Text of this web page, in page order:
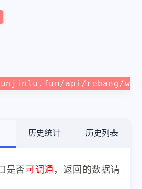
api/rebang/w
历史统计 历史列表
是否 可调通 ，返回的数据请